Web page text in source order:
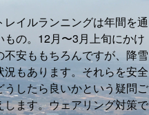
レイルランニングは年間を通
もの。12月〜3月上旬にかけ
不安ももちろんですが、降雪
況もあります。それらを安全
うしたら良いかという疑問ご
します。ウェアリング対策で